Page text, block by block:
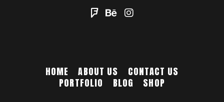
HOME ABOUT US
CONTACT US
PORTFOLIO
BLOG SHOP